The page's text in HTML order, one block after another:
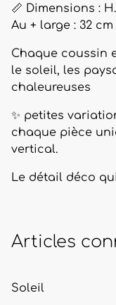
📏 Dimensions :
Au + large : 32 cm
Chaque coussin
le soleil, les
chaleureuses
✨ petites
chaque pièce
vertical.
Le détail déco
Articles
%
Soleil